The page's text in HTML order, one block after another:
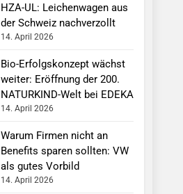
HZA-UL: Leichenwagen aus
der Schweiz nachverzollt
14. April 2026
Bio-Erfolgskonzept wächst
weiter: Eröffnung der 200.
NATURKIND-Welt bei EDEKA
14. April 2026
Warum Firmen nicht an
Benefits sparen sollten: VW
als gutes Vorbild
14. April 2026